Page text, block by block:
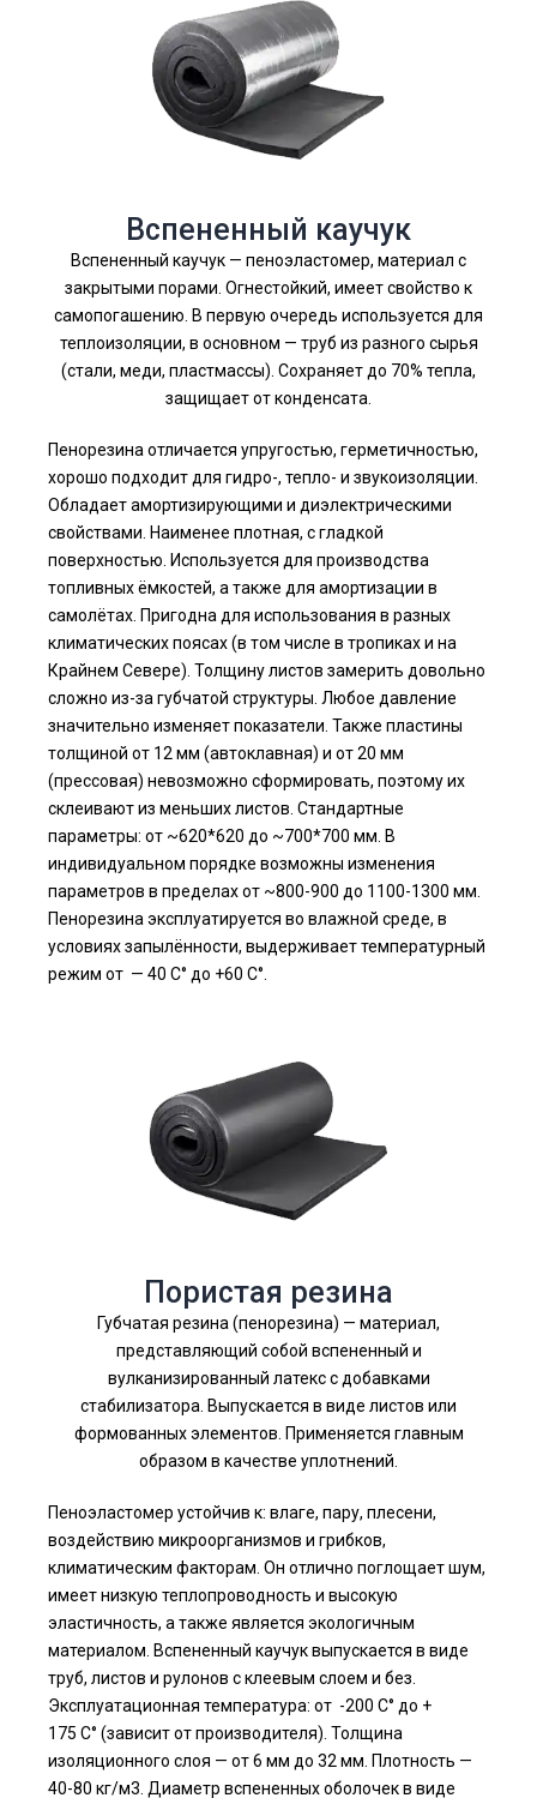
Вспененный каучук
Вспененный каучук — пеноэластомер, материал с
закрытыми порами. Огнестойкий, имеет свойство к
самопогашению. В первую очередь используется для
теплоизоляции, в основном — труб из разного сырья
(стали, меди, пластмассы). Сохраняет до 70% тепла,
защищает от конденсата.
Пенорезина отличается упругостью, герметичностью,
хорошо подходит для гидро-, тепло- и звукоизоляции.
Обладает амортизирующими и диэлектрическими
свойствами. Наименее плотная, с гладкой
поверхностью. Используется для производства
топливных ёмкостей, а также для амортизации в
самолётах. Пригодна для использования в разных
климатических поясах (в том числе в тропиках и на
Крайнем Севере). Толщину листов замерить довольно
сложно из-за губчатой структуры. Любое давление
значительно изменяет показатели. Также пластины
толщиной от 12 мм (автоклавная) и от 20 мм
(прессовая) невозможно сформировать, поэтому их
склеивают из меньших листов. Стандартные
параметры: от ~620*620 до ~700*700 мм. В
индивидуальном порядке возможны изменения
параметров в пределах от ~800-900 до 1100-1300 мм.
Пенорезина эксплуатируется во влажной среде, в
условиях запылённости, выдерживает температурный
режим от — 40 С° до +60 С°
Пористая резина
Губчатая резина (пенорезина) — материал,
представляющий собой вспененный и
вулканизированный латекс с добавками
стабилизатора. Выпускается в виде листов или
формованных элементов. Применяется главным
образом в качестве уплотнений.
Пеноэластомер устойчив к: влаге, пару, плесени,
воздействию микроорганизмов и грибков,
климатическим факторам. Он отлично поглощает шум,
имеет низкую теплопроводность и высокую
эластичность, а также является экологичным
материалом. Вспененный каучук выпускается в виде
труб, листов и рулонов с клеевым слоем и без.
Эксплуатационная температура: от -200 С° до +
175 С° (зависит от производителя). Толщина
изоляционного слоя — от 6 мм до 32 мм. Плотность —
40-80 кг/м3. Диаметр вспененных оболочек в виде